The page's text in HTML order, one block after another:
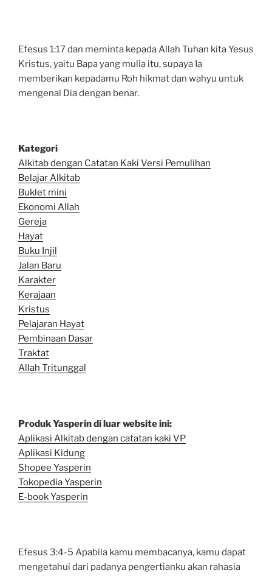
Efesus 1:17 dan meminta kepada Allah Tuhan kita Yesus
Kristus, yaitu Bapa yang mulia itu, supaya Ia
memberikan kepadamu Roh hikmat dan wahyu untuk
mengenal Dia dengan benar.
Kategori
Alkitab dengan Catatan Kaki Versi Pemulihan
Belajar Alkitab
Buklet mini
Ekonomi Allah
Gereja
Hayat
Buku Injil
Jalan Baru
Karakter
Kerajaan
Kristus
Pelajaran Hayat
Pembinaan Dasar
Traktat
Allah Tritunggal
Produk Yasperin di luar website ini:
Aplikasi Alkitab dengan catatan kaki VP
Aplikasi Kidung
Shopee Yasperin
Tokopedia Yasperin
E-book Yasperin
Efesus 3:4-5 Apabila kamu membacanya, kamu dapat
mengetahui dari padanya pengertianku akan rahasia